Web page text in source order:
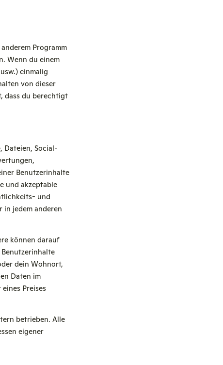
Programm
Wenn du einem
einmalig
von dieser
dass du berechtigt
Dateien, Social-
Benutzerinhalte
und akzeptable
und
in jedem anderen
können darauf
dein Wohnort,
Daten im
Preises
betrieben. Alle
eigener